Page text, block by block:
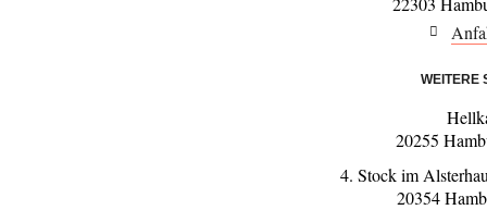
WEITERE
20255
4. Stock im
20354